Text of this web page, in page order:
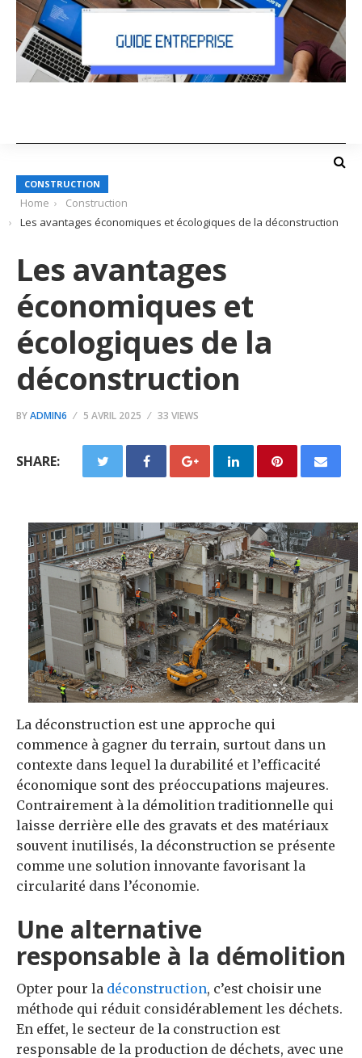
CONSTRUCTION
Home
Construction
Les avantages économiques et écologiques de la déconstruction
Les avantages
économiques et
écologiques de la
déconstruction
BYADMIN6 5 AVRIL 2025 33 VIEWS
SHARE:
La déconstruction est une approche qui
commence à gagner du terrain, surtout dans un
contexte dans lequel la durabilité et l’efficacité
économique sont des préoccupations majeures.
Contrairement à la démolition traditionnelle qui
laisse derrière elle des gravats et des matériaux
souvent inutilisés, la déconstruction se présente
comme une solution innovante favorisant la
circularité dans l’économie.
Une alternative
responsable à la démolition
Opter pour la déconstruction, c’est choisir une
méthode qui réduit considérablement les déchets.
En effet, le secteur de la construction est
responsable de la production de déchets, avec une